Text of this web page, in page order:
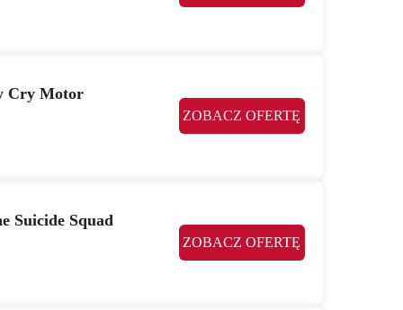
Cry Motor
ZOBACZ OFERTĘ
Suicide Squad
ZOBACZ OFERTĘ